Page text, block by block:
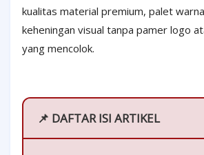
kualitas material premium, palet
keheningan visual tanpa pamer logo
yang mencolok.
📌 DAFTAR ISI ARTIKEL